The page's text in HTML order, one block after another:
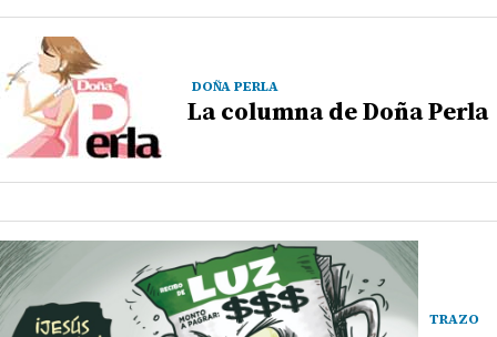
DOÑA PERLA
La columna de Doña Perla
TRAZO